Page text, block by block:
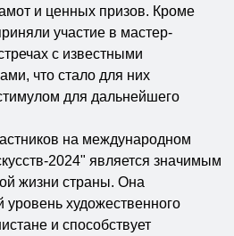
и ценных призов. Кроме
участие в мастер-
с известными
что стало для них
для дальнейшего
на международном
2024" является значимым
жизни страны. Она
уровень художественного
и способствует